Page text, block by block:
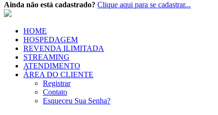
Ainda não está cadastrado? Clique aqui para se cadastrar...
HOME
HOSPEDAGEM
REVENDA ILIMITADA
STREAMING
ATENDIMENTO
ÁREA DO CLIENTE
Registrar
Contato
Esqueceu Sua Senha?